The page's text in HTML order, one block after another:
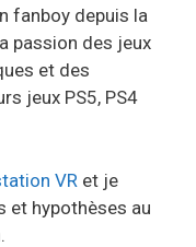
fanboy depuis la
passion des jeux
et des
jeux PS5, PS4
VR et je
et hypothèses au